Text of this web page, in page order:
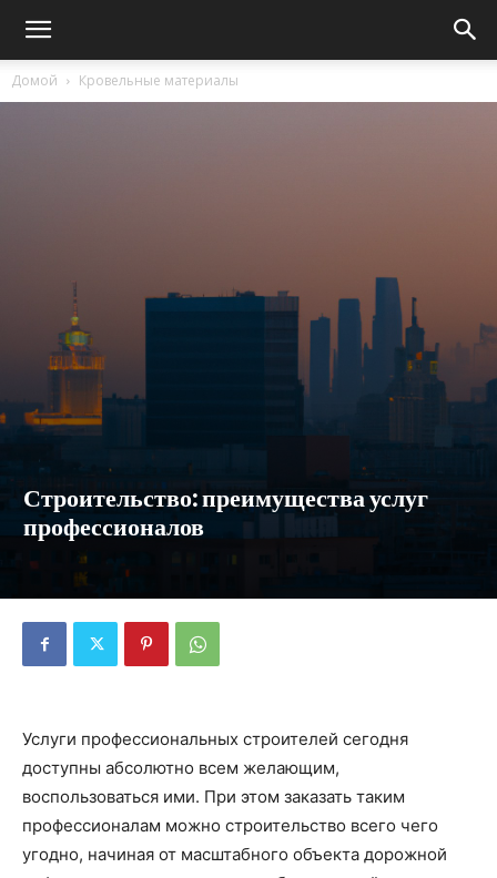
Домой Кровельные материалы
Строительство: преимущества услуг
профессионалов
Услуги профессиональных строителей сегодня
доступны абсолютно всем желающим,
воспользоваться ими. При этом заказать таким
профессионалам можно строительство всего чего
угодно, начиная от масштабного объекта дорожной